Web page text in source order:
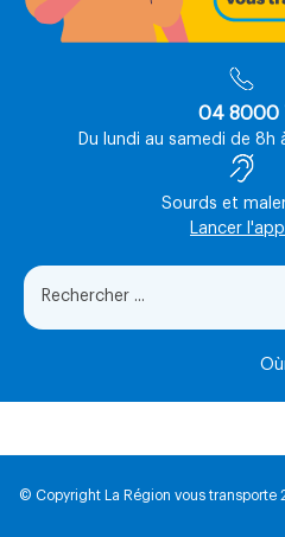
04 8000
Du lundi au samedi de 8h
Sourds et
Lancer
© Copyright La Région vous transporte